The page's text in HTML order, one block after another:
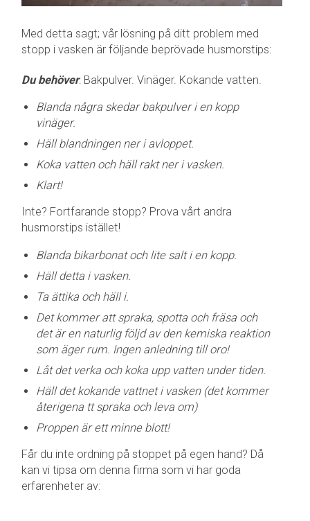
Med detta sagt; vår lösning på ditt problem med
stopp i vasken är följande beprövade husmorstips:
Du behöver: Bakpulver. Vinäger. Kokande vatten.
Blanda några skedar bakpulver i en kopp
vinäger.
Häll blandningen ner i avloppet.
Koka vatten och häll rakt ner i vasken.
Klart!
Inte? Fortfarande stopp? Prova vårt andra
husmorstips istället!
Blanda bikarbonat och lite salt i en kopp.
Häll detta i vasken.
Ta ättika och häll i.
Det kommer att spraka, spotta och fräsa och
det är en naturlig följd av den kemiska reaktion
som äger rum. Ingen anledning till oro!
Låt det verka och koka upp vatten under tiden.
Häll det kokande vattnet i vasken (det kommer
återigena tt spraka och leva om)
Proppen är ett minne blott!
Får du inte ordning på stoppet på egen hand? Då
kan vi tipsa om denna firma som vi har goda
erfarenheter av: